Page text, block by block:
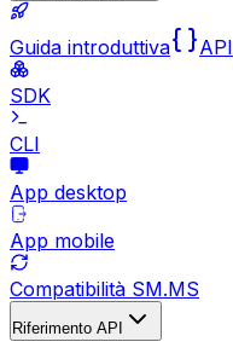
Guida introduttiva
API
SDK
CLI
App desktop
App mobile
Compatibilità SM.MS
Riferimento API